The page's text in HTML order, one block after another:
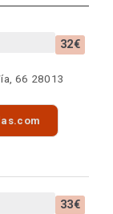
32€
66 28013
33€